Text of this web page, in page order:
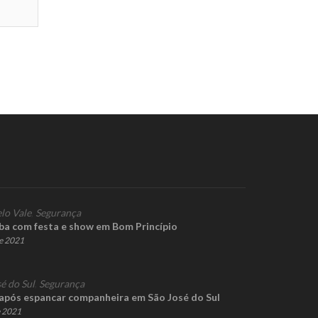
Vale, Segurança
com festa e show em Bom Princípio
2021
do Sul, Segurança
espancar companheira em São José do Sul
2021